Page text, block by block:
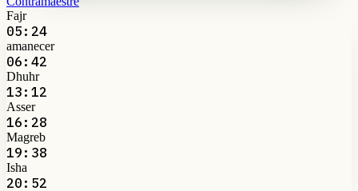
Fajr
05:24
amanecer
06:42
Dhuhr
13:12
Asser
16:28
Magreb
19:38
Isha
20:52